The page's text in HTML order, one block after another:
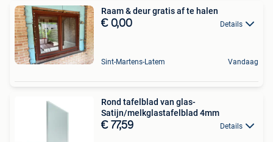
Raam & deur gratis af te halen
€ 0,00 Details
Sint-Martens-Latem Vandaag
Rond tafelblad van glas-
Satijn/melkglastafelblad 4mm
€ 77,59 Details